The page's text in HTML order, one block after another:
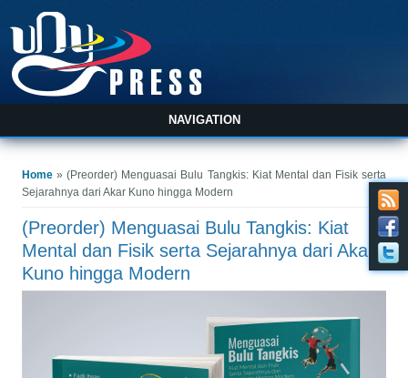
NAVIGATION
Home » (Preorder) Menguasai Bulu Tangkis: Kiat Mental dan Fisik serta
Sejarahnya dari Akar Kuno hingga Modern
(Preorder) Menguasai Bulu Tangkis: Kiat
Mental dan Fisik serta Sejarahnya dari Akar
Kuno hingga Modern